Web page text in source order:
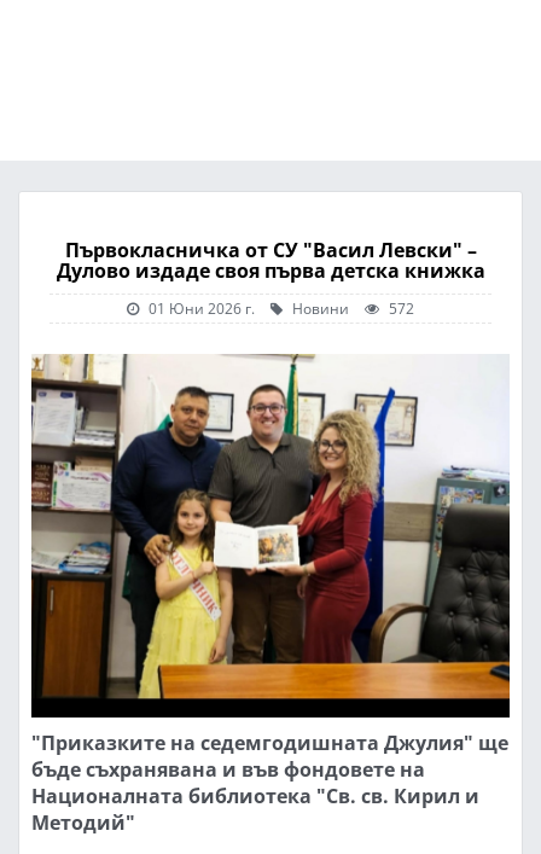
Първокласничка от СУ "Васил Левски" –
Дулово издаде своя първа детска книжка
01 Юни 2026 г. Новини 572
"Приказките на седемгодишната Джулия" ще
бъде съхранявана и във фондовете на
Националната библиотека "Св. св. Кирил и
Методий"